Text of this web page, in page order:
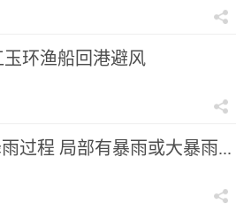
玉环渔船回港避风
过程 局部有暴雨或大暴雨...